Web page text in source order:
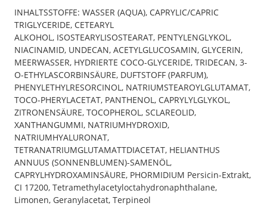
INHALTSSTOFFE: WASSER (AQUA), CAPRYLIC/CAPRIC
TRIGLYCERIDE, CETEARYL
ALKOHOL, ISOSTEARYLISOSTEARAT, PENTYLENGLYKOL,
NIACINAMID, UNDECAN, ACETYLGLUCOSAMIN, GLYCERIN,
MEERWASSER, HYDRIERTE COCO-GLYCERIDE, TRIDECAN, 3-
O-ETHYLASCORBINSÄURE, DUFTSTOFF (PARFUM),
PHENYLETHYLRESORCINOL, NATRIUMSTEAROYLGLUTAMAT,
TOCO-PHERYLACETAT, PANTHENOL, CAPRYLYLGLYKOL,
ZITRONENSÄURE, TOCOPHEROL, SCLAREOLID,
XANTHANGUMMI, NATRIUMHYDROXID,
NATRIUMHYALURONAT,
TETRANATRIUMGLUTAMATTDIACETAT, HELIANTHUS
ANNUUS (SONNENBLUMEN)-SAMENÖL,
CAPRYLHYDROXAMINSÄURE, PHORMIDIUM Persicin-Extrakt,
CI 17200, Tetramethylacetyloctahydronaphthalane,
Limonen, Geranylacetat, Terpineol